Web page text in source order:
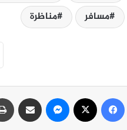
مسافر
مناظرة
فيسبوك ماسنجر مشاركة عبر البريد